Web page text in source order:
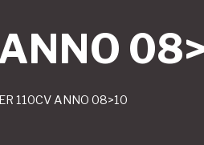
110CV ANNO 08>10